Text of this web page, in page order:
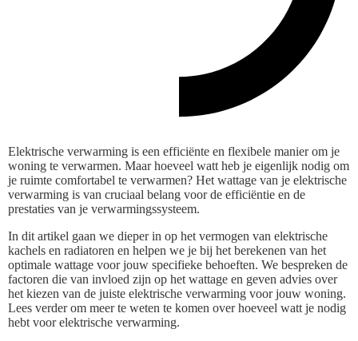
Elektrische verwarming is een efficiënte en flexibele manier om je
woning te verwarmen. Maar hoeveel watt heb je eigenlijk nodig om
je ruimte comfortabel te verwarmen? Het wattage van je elektrische
verwarming is van cruciaal belang voor de efficiëntie en de
prestaties van je verwarmingssysteem.
In dit artikel gaan we dieper in op het vermogen van elektrische
kachels en radiatoren en helpen we je bij het berekenen van het
optimale wattage voor jouw specifieke behoeften. We bespreken de
factoren die van invloed zijn op het wattage en geven advies over
het kiezen van de juiste elektrische verwarming voor jouw woning.
Lees verder om meer te weten te komen over hoeveel watt je nodig
hebt voor elektrische verwarming.